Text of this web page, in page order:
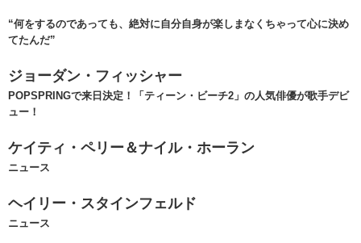
“何をするのであっても、絶対に自分自身が楽しまなくちゃって心に決め
てたんだ”
ジョーダン・フィッシャー
POPSPRINGで来日決定！「ティーン・ビーチ2」の人気俳優が歌手デビ
ュー！
ケイティ・ペリー＆ナイル・ホーラン
ニュース
ヘイリー・スタインフェルド
ニュース